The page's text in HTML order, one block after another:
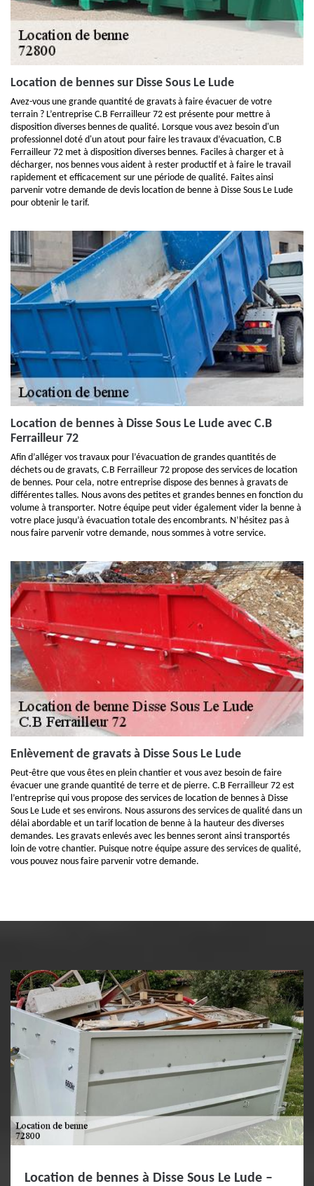
Location de bennes sur Disse Sous Le Lude
Avez-vous une grande quantité de gravats à faire évacuer de votre
terrain ? L’entreprise C.B Ferrailleur 72 est présente pour mettre à
disposition diverses bennes de qualité. Lorsque vous avez besoin d'un
professionnel doté d'un atout pour faire les travaux d’évacuation, C.B
Ferrailleur 72 met à disposition diverses bennes. Faciles à charger et à
décharger, nos bennes vous aident à rester productif et à faire le travail
rapidement et efficacement sur une période de qualité. Faites ainsi
parvenir votre demande de devis location de benne à Disse Sous Le Lude
pour obtenir le tarif.
Location de bennes à Disse Sous Le Lude avec C.B
Ferrailleur 72
Afin d’alléger vos travaux pour l’évacuation de grandes quantités de
déchets ou de gravats, C.B Ferrailleur 72 propose des services de location
de bennes. Pour cela, notre entreprise dispose des bennes à gravats de
différentes talles. Nous avons des petites et grandes bennes en fonction du
volume à transporter. Notre équipe peut vider également vider la benne à
votre place jusqu’à évacuation totale des encombrants. N’hésitez pas à
nous faire parvenir votre demande, nous sommes à votre service.
Enlèvement de gravats à Disse Sous Le Lude
Peut-être que vous êtes en plein chantier et vous avez besoin de faire
évacuer une grande quantité de terre et de pierre. C.B Ferrailleur 72 est
l’entreprise qui vous propose des services de location de bennes à Disse
Sous Le Lude et ses environs. Nous assurons des services de qualité dans un
délai abordable et un tarif location de benne à la hauteur des diverses
demandes. Les gravats enlevés avec les bennes seront ainsi transportés
loin de votre chantier. Puisque notre équipe assure des services de qualité,
vous pouvez nous faire parvenir votre demande.
Location de bennes à Disse Sous Le Lude –